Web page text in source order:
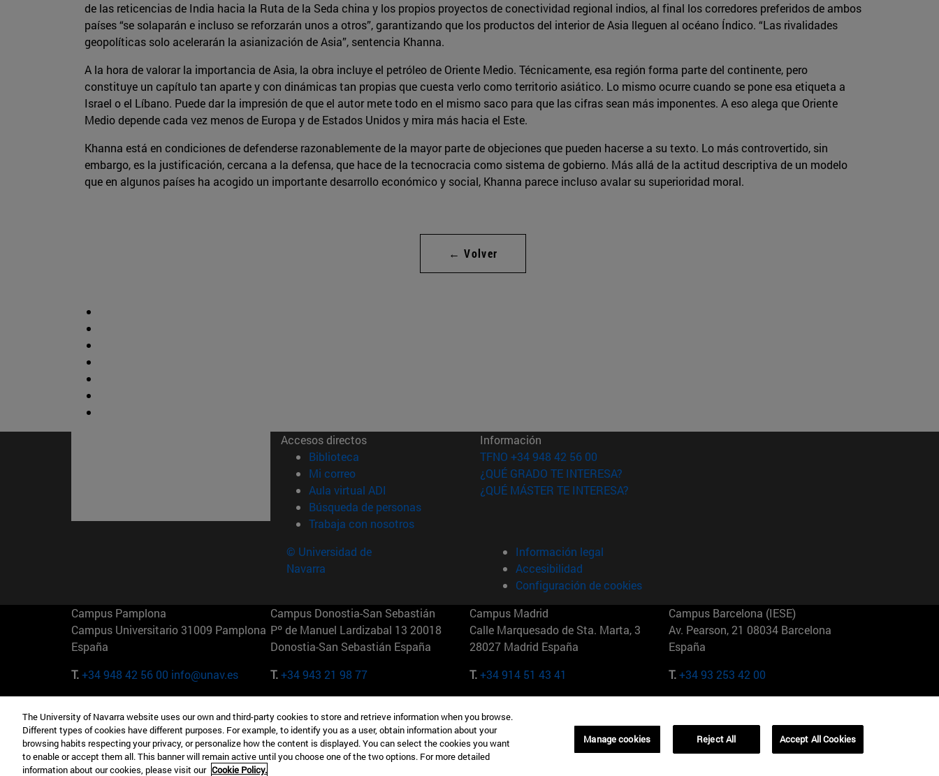
de las reticencias de India hacia la Ruta de la Seda china y los propios proyectos de conectividad regional indios, al final los corredores preferidos de ambos
países “se solaparán e incluso se reforzarán unos a otros”, garantizando que los productos del interior de Asia lleguen al océano Índico. “Las rivalidades
geopolíticas solo acelerarán la asianización de Asia”, sentencia Khanna.
A la hora de valorar la importancia de Asia, la obra incluye el petróleo de Oriente Medio. Técnicamente, esa región forma parte del continente, pero
constituye un capítulo tan aparte y con dinámicas tan propias que cuesta verlo como territorio asiático. Lo mismo ocurre cuando se pone esa etiqueta a
Israel o el Líbano. Puede dar la impresión de que el autor mete todo en el mismo saco para que las cifras sean más imponentes. A eso alega que Oriente
Medio depende cada vez menos de Europa y de Estados Unidos y mira más hacia el Este.
Khanna está en condiciones de defenderse razonablemente de la mayor parte de objeciones que pueden hacerse a su texto. Lo más controvertido, sin
embargo, es la justificación, cercana a la defensa, que hace de la tecnocracia como sistema de gobierno. Más allá de la actitud descriptiva de un modelo
que en algunos países ha acogido un importante desarrollo económico y social, Khanna parece incluso avalar su superioridad moral.
← Volver
Accesos directos
Biblioteca (abre en nueva ventana)
Mi correo(abre en nueva ventana)
Aula virtual ADI (abre en nueva ventana)
Búsqueda de personas(abre en nueva ventana)
Trabaja con nosotros(abre en nueva ventana)
Información
TFNO +34 948 42 56 00
¿QUÉ GRADO TE INTERESA?
¿QUÉ MÁSTER TE INTERESA?
© Universidad de
Navarra
Información legal
Accesibilidad
Configuración de cookies
Campus Pamplona
Campus Universitario 31009 Pamplona
España
T.+34 948 42 56 00 info@unav.es
Campus Donostia-San Sebastián
Pº de Manuel Lardizabal 13 20018
Donostia-San Sebastián España
T.+34 943 21 98 77
Campus Madrid
Calle Marquesado de Sta. Marta, 3
28027 Madrid España
T.+34 914 51 43 41
Campus Barcelona (IESE)
Av. Pearson, 21 08034 Barcelona
España
T.+34 93 253 42 00
Camino del Cerro Águila 3 28023
Madrid España
T.+34 912 11 30 00
165 W 57th St 10019-2201 Nueva York
EE.UU
T.+1 646 346 8850
Maria-Theresia-Straße 15 81675
Múnich Alemania
T.+49 89 24209790
01321001 Bela Vista Brasil
The University of Navarra website uses our own and third-party cookies to store and retrieve information when you browse.
Different types of cookies have different purposes. For example, to identify you as a user, obtain information about your
browsing habits respecting your privacy, or personalize how the content is displayed. You can select the cookies you want
to enable or accept them all. This banner will remain active until you choose one of the two options. For more detailed
information about our cookies, please visit our Cookie Policy.
Manage cookies Reject All Accept All Cookies